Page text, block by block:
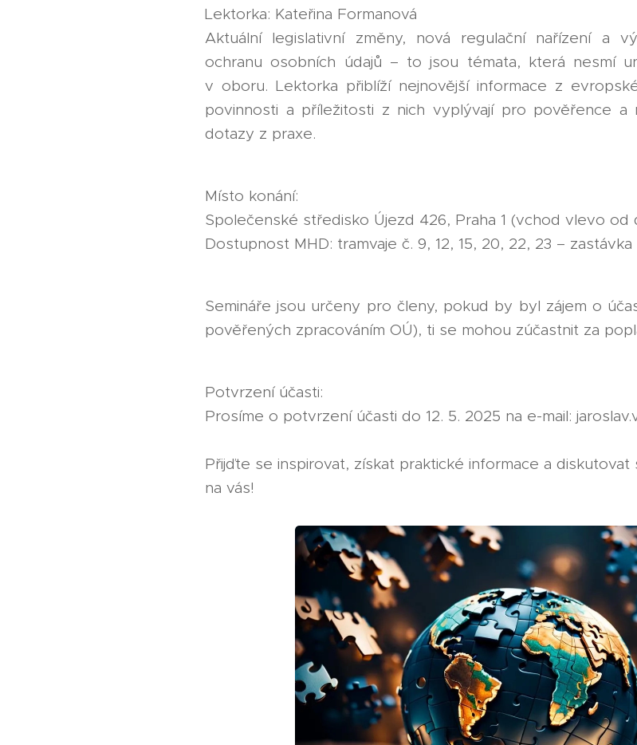
Lektorka: Kateřina Formanová
Aktuální legislativní změny, nová regulační nařízení a
ochranu osobních údajů – to jsou témata, která nesmí
v oboru. Lektorka přiblíží nejnovější informace z
povinnosti a příležitosti z nich vyplývají pro pověřence a
dotazy z praxe.
Místo konání:
Společenské středisko Újezd 426, Praha 1 (vchod vlevo od
Dostupnost MHD: tramvaje č. 9, 12, 15, 20, 22, 23 – zastávka
Semináře jsou určeny pro členy, pokud by byl zájem o
pověřených zpracováním OÚ), ti se mohou zúčastnit za
Potvrzení účasti:
Prosíme o potvrzení účasti do 12. 5. 2025 na e-mail:
Přijďte se inspirovat, získat praktické informace a
na vás!